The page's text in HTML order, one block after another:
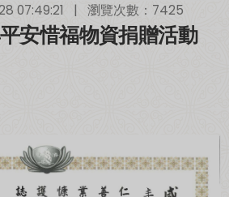
07:49:21 | 瀏覽次數：7425
安惜福物資捐贈活動